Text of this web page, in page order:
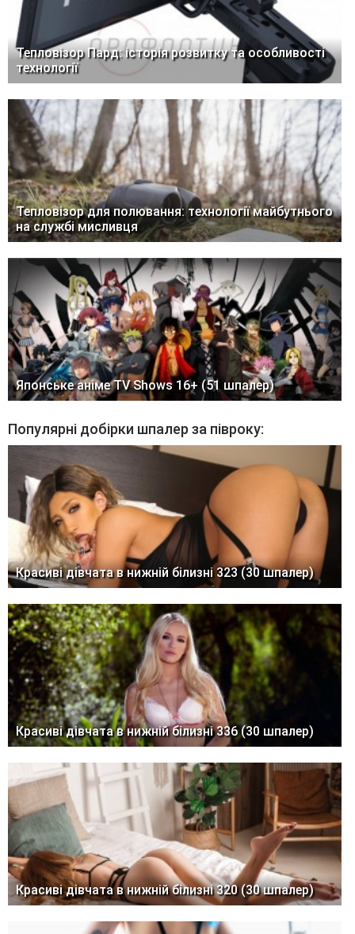
Тепловізор Пард: історія розвитку та особливості
технології
Тепловізор для полювання: технології майбутнього
на службі мисливця
Японське аніме TV Shows 16+ (51 шпалер)
Популярні добірки шпалер за півроку:
Красиві дівчата в нижній білизні 323 (30 шпалер)
Красиві дівчата в нижній білизні 336 (30 шпалер)
Красиві дівчата в нижній білизні 320 (30 шпалер)